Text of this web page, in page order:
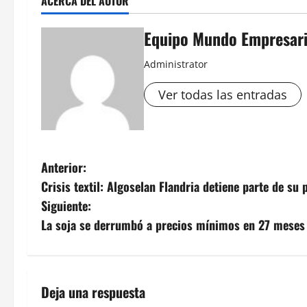
Equipo Mundo
Administrator
Ver todas las entradas
N
a
v
g
Anterior:
Crisis textil: Algoselan Flandria detiene parte de su
Siguiente:
La soja se derrumbó a precios mínimos en 27 meses
Deja una respuesta